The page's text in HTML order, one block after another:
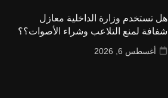
هل تستخدم وزارة الداخلية معازل
شفافة لمنع التلاعب وشراء الأصوات؟؟
أغسطس 6, 2026